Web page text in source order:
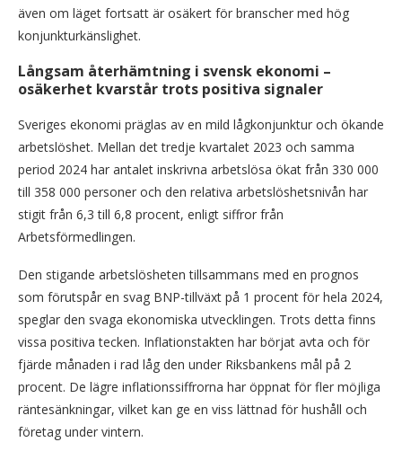
även om läget fortsatt är osäkert för branscher med hög
konjunkturkänslighet.
Långsam återhämtning i svensk ekonomi –
osäkerhet kvarstår trots positiva signaler
Sveriges ekonomi präglas av en mild lågkonjunktur och ökande
arbetslöshet. Mellan det tredje kvartalet 2023 och samma
period 2024 har antalet inskrivna arbetslösa ökat från 330 000
till 358 000 personer och den relativa arbetslöshetsnivån har
stigit från 6,3 till 6,8 procent, enligt siffror från
Arbetsförmedlingen.
Den stigande arbetslösheten tillsammans med en prognos
som förutspår en svag BNP-tillväxt på 1 procent för hela 2024,
speglar den svaga ekonomiska utvecklingen. Trots detta finns
vissa positiva tecken. Inflationstakten har börjat avta och för
fjärde månaden i rad låg den under Riksbankens mål på 2
procent. De lägre inflationssiffrorna har öppnat för fler möjliga
räntesänkningar, vilket kan ge en viss lättnad för hushåll och
företag under vintern.